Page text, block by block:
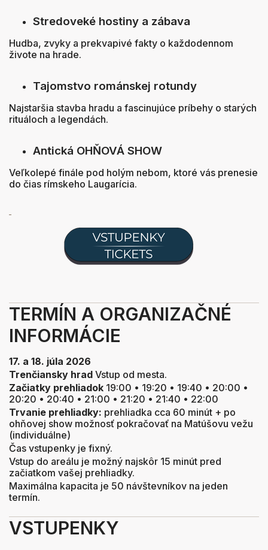
Stredoveké hostiny a zábava
Hudba, zvyky a prekvapivé fakty o každodennom
živote na hrade.
Tajomstvo románskej rotundy
Najstaršia stavba hradu a fascinujúce príbehy o starých
rituáloch a legendách.
Antická OHŇOVÁ SHOW
Veľkolepé finále pod holým nebom, ktoré vás prenesie
do čias rímskeho Laugarícia.
TERMÍN A ORGANIZAČNÉ
INFORMÁCIE
17. a 18. júla 2026
Trenčiansky hrad Vstup od mesta.
Začiatky prehliadok 19:00 • 19:20 • 19:40 • 20:00 •
20:20 • 20:40 • 21:00 • 21:20 • 21:40 • 22:00
Trvanie prehliadky: prehliadka cca 60 minút + po
ohňovej show možnosť pokračovať na Matúšovu vežu
(individuálne)
Čas vstupenky je fixný.
Vstup do areálu je možný najskôr 15 minút pred
začiatkom vašej prehliadky.
Maximálna kapacita je 50 návštevníkov na jeden
termín.
VSTUPENKY